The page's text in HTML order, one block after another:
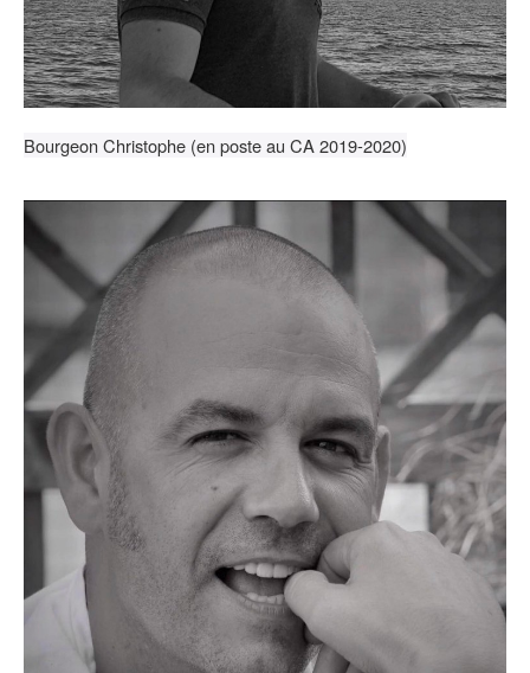
Bourgeon Christophe (en poste au CA 2019-2020)